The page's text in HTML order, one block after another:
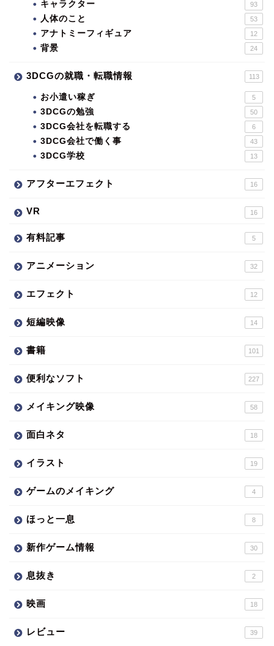
キャラクター 93
人体のこと 53
アナトミーフィギュア 12
背景 24
3DCGの就職・転職情報 113
お小遣い稼ぎ 5
3DCGの勉強 50
3DCG会社を転職する 6
3DCG会社で働く事 43
3DCG学校 13
アフターエフェクト 16
VR 16
有料記事 5
アニメーション 32
エフェクト 12
短編映像 14
書籍 101
便利なソフト 227
メイキング映像 58
面白ネタ 18
イラスト 19
ゲームのメイキング 4
ほっと一息 8
新作ゲーム情報 30
息抜き 2
映画 18
レビュー 39